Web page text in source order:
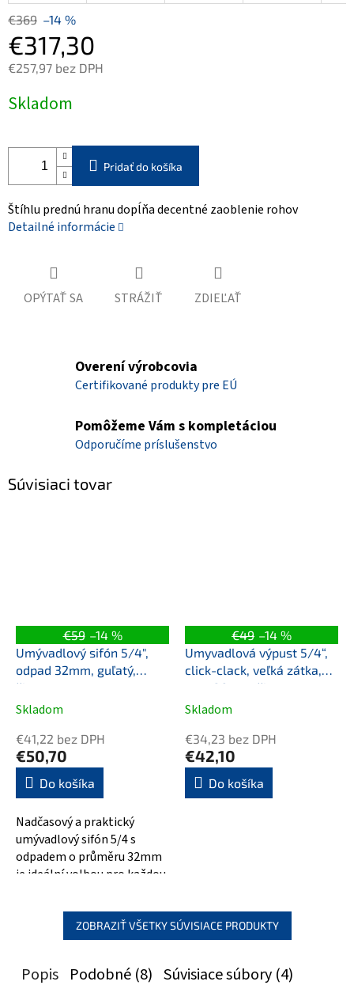
€369 –14 %
€317,30
€257,97 bez DPH
cena:
Skladom
Pridať do košíka
Štíhlu prednú hranu dopĺňa decentné zaoblenie rohov
Detailné informácie
OPÝTAŤ SA STRÁŽIŤ ZDIEĽAŤ
Overení výrobcovia
Certifikované produkty pre EÚ
Pomôžeme Vám s kompletáciou
Odporučíme príslušenstvo
Súvisiaci tovar
€59 –14 %
Umývadlový sifón 5/4",
odpad 32mm, guľatý,
čierna mat
Skladom
€41,22 bez DPH
€50,70
Do košíka
Nadčasový a praktický
umývadlový sifón 5/4 s
odpadem o průměru 32mm
je ideální volbou pro každou
guľatý tvar a...
€49 –14 %
Umyvadlová výpust 5/4“,
click-clack, veľká zátka,
max 80mm, čierna mat
Skladom
€34,23 bez DPH
€42,10
Do košíka
ZOBRAZIŤ VŠETKY SÚVISIACE PRODUKTY
Popis Podobné (8) Súvisiace súbory (4)